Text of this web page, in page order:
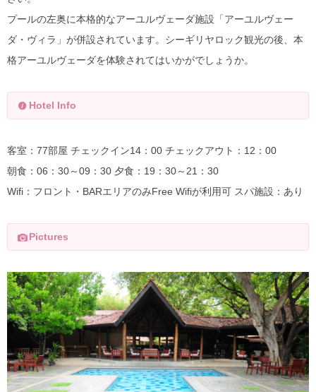
プールの左奥に本格的なアーユルヴェーダ施設「アーユルヴェー
ダ・ヴィラ」が併設されています。シーギリヤロック観光の後、本
格アーユルヴェーダを体験されてはいかがでしょうか。
Hotel Info
客室：77部屋 チェックイン14：00 チェックアウト：12：00
朝食：06：30～09：30 夕食：19：30～21：30
Wifi：フロント・BARエリアのみFree Wifiが利用可 スパ施設：あり
Pictures